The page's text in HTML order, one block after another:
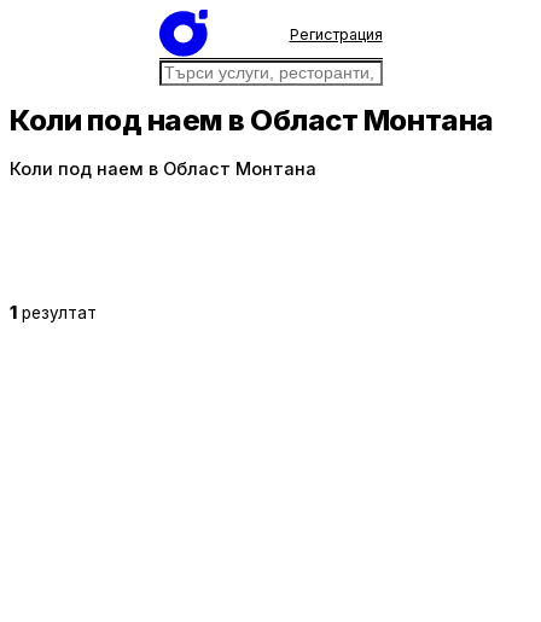
Регистрация
Коли под наем в Област Монтана
Коли под наем в Област Монтана
1 резултат